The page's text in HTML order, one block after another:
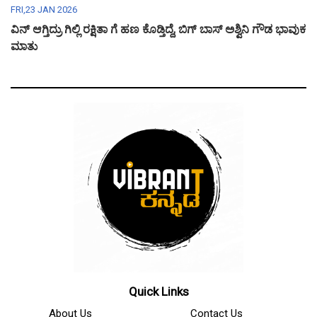
FRI,23 JAN 2026
ವಿನ್ ಆಗ್ತಿದ್ರು ಗಿಲ್ಲಿ ರಕ್ಷಿತಾ ಗೆ ಹಣ ಕೊಡ್ತಿದ್ದೆ, ಬಿಗ್ ಬಾಸ್ ಅಶ್ವಿನಿ ಗೌಡ ಭಾವುಕ
ಮಾತು
Quick Links
About Us Contact Us